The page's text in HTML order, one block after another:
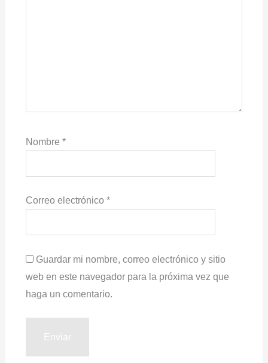
Nombre *
Correo electrónico *
Guardar mi nombre, correo electrónico y sitio
web en este navegador para la próxima vez que
haga un comentario.